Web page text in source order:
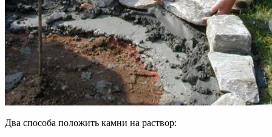
Два способа положить камни на раствор: